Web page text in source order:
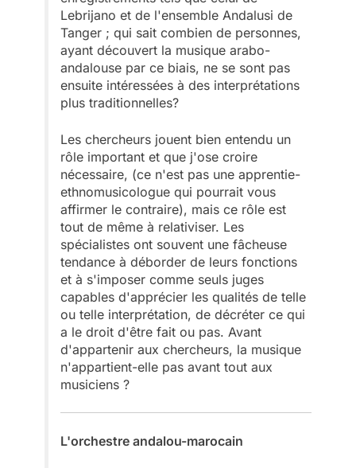
Lebrijano et de l'ensemble Andalusi de
Tanger ; qui sait combien de personnes,
ayant découvert la musique arabo-
andalouse par ce biais, ne se sont pas
ensuite intéressées à des interprétations
plus traditionnelles?
Les chercheurs jouent bien entendu un
rôle important et que j'ose croire
nécessaire, (ce n'est pas une apprentie-
ethnomusicologue qui pourrait vous
affirmer le contraire), mais ce rôle est
tout de même à relativiser. Les
spécialistes ont souvent une fâcheuse
tendance à déborder de leurs fonctions
et à s'imposer comme seuls juges
capables d'apprécier les qualités de telle
ou telle interprétation, de décréter ce qui
a le droit d'être fait ou pas. Avant
d'appartenir aux chercheurs, la musique
n'appartient-elle pas avant tout aux
musiciens ?
L'orchestre andalou-marocain